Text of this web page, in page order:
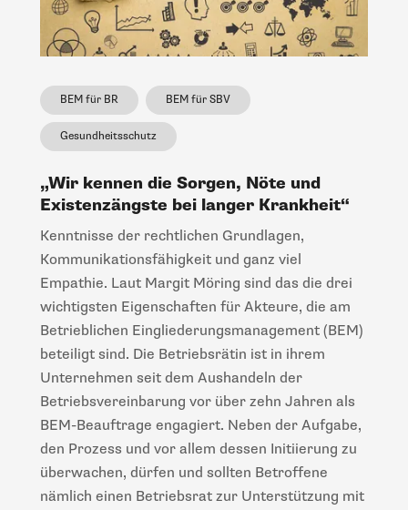
BEM für BR BEM für SBV
Gesundheitsschutz
„Wir kennen die Sorgen, Nöte und
Existenzängste bei langer Krankheit“
Kenntnisse der rechtlichen Grundlagen,
Kommunikationsfähigkeit und ganz viel
Empathie. Laut Margit Möring sind das die drei
wichtigsten Eigenschaften für Akteure, die am
Betrieblichen Eingliederungsmanagement (BEM)
beteiligt sind. Die Betriebsrätin ist in ihrem
Unternehmen seit dem Aushandeln der
Betriebsvereinbarung vor über zehn Jahren als
BEM-Beauftrage engagiert. Neben der Aufgabe,
den Prozess und vor allem dessen Initiierung zu
überwachen, dürfen und sollten Betroffene
nämlich einen Betriebsrat zur Unterstützung mit